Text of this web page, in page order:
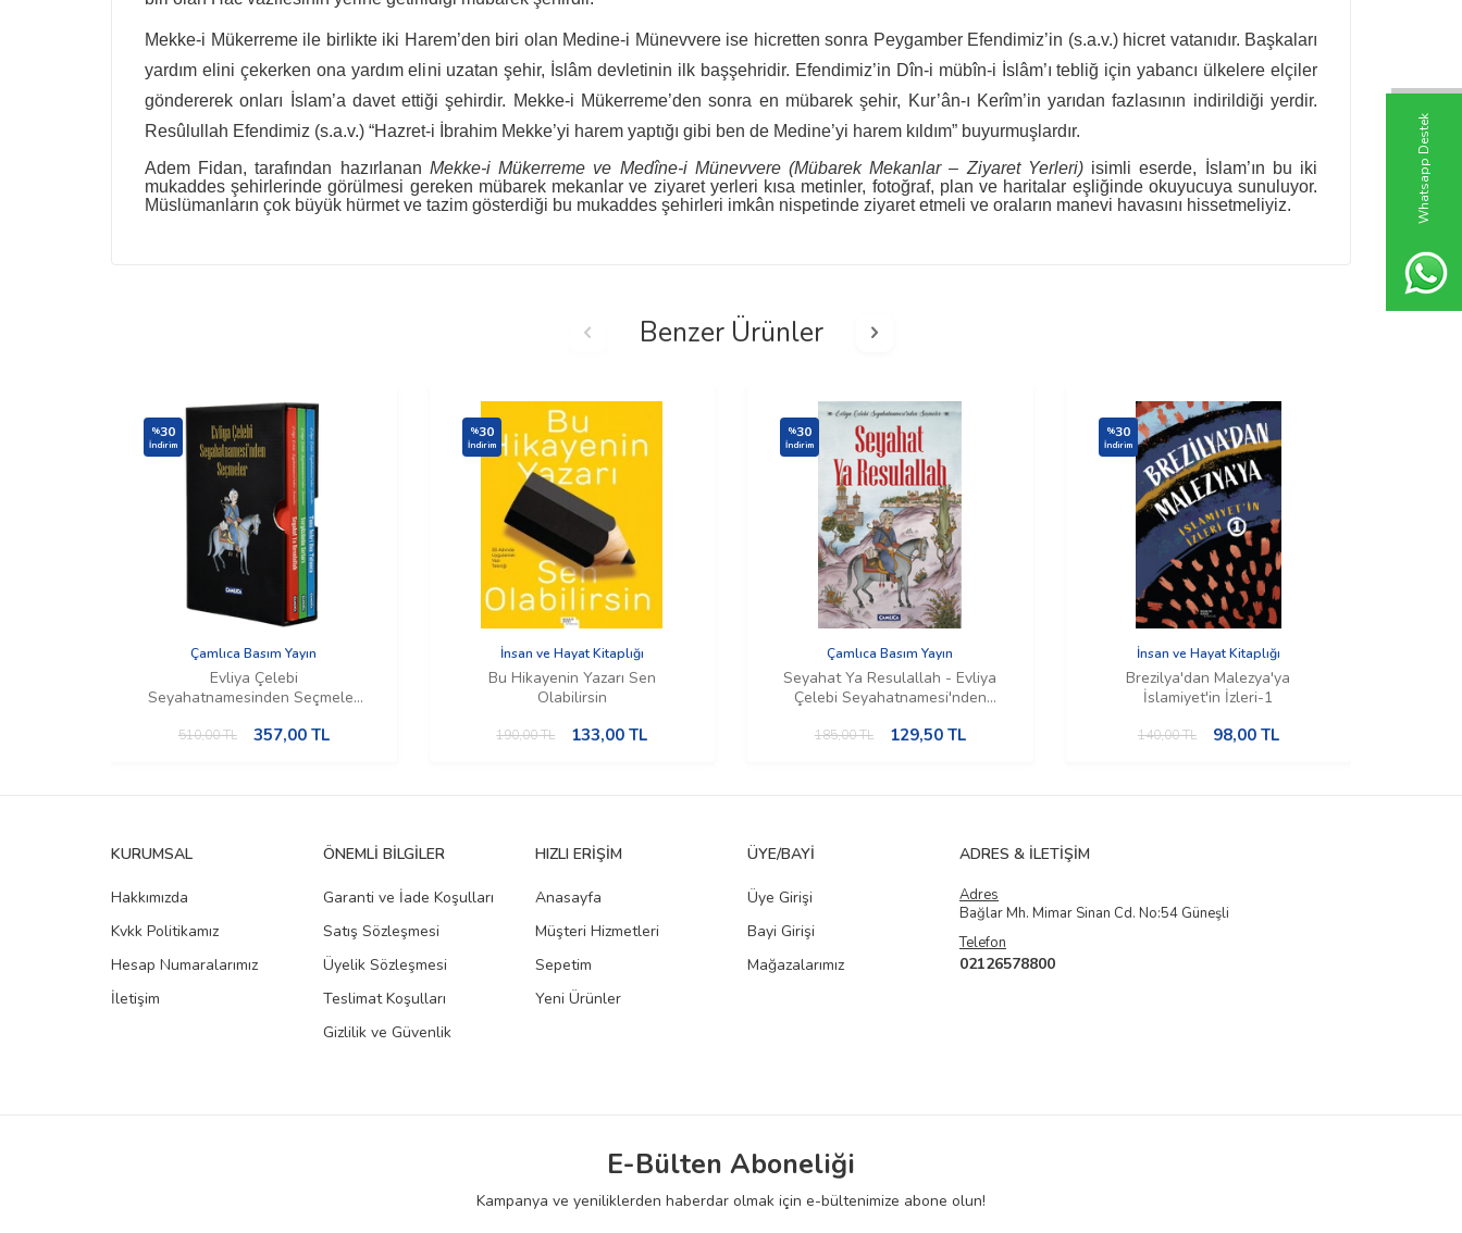
W
h
t
s
a
p
p
D
e
s
t
e
k
H
a
t
t
Mekke-i Mükerreme ile birlikte iki Harem’den biri olan Medine-i Münevvere ise hicretten sonra Peygamber Efendimiz’in (s.a.v.) hicret vatanıdır. Başkaları
yardım elini çekerken ona yardım elini uzatan şehir, İslâm devletinin ilk başşehridir. Efendimiz’in Dîn-i mübîn-i İslâm’ı tebliğ için yabancı ülkelere elçiler
göndererek onları İslam’a davet ettiği şehirdir. Mekke-i Mükerreme’den sonra en mübarek şehir, Kur’ân-ı Kerîm’in yarıdan fazlasının indirildiği yerdir.
Resûlullah Efendimiz (s.a.v.) “Hazret-i İbrahim Mekke’yi harem yaptığı gibi ben de Medine’yi harem kıldım” buyurmuşlardır.
Adem Fidan, tarafından hazırlanan Mekke-i Mükerreme ve Medîne-i Münevvere (Mübarek Mekanlar – Ziyaret Yerleri) isimli eserde, İslam’ın bu iki
mukaddes şehirlerinde görülmesi gereken mübarek mekanlar ve ziyaret yerleri kısa metinler, fotoğraf, plan ve haritalar eşliğinde okuyucuya sunuluyor.
Müslümanların çok büyük hürmet ve tazim gösterdiği bu mukaddes şehirleri imkân nispetinde ziyaret etmeli ve oraların manevi havasını hissetmeliyiz.
Benzer Ürünler
%30
İndirim
Çamlıca Basım Yayın
Evliya Çelebi
Seyahatnamesinden Seçmeler
510,00TL 357,00TL
%30
İndirim
İnsan ve Hayat Kitaplığı
Bu Hikayenin Yazarı Sen
Olabilirsin
190,00TL 133,00 TL
%30
İndirim
Çamlıca Basım Yayın
Seyahat Ya Resulallah - Evliya
Çelebi Seyahatnamesi'nden
185,00TL 129,50TL
%30
İndirim
İnsan ve Hayat Kitaplığı
Brezilya'dan Malezya'ya
İslamiyet'in İzleri-1
140,00TL 98,00TL
KURUMSAL
Hakkımızda
Kvkk Politikamız
Hesap Numaralarımız
İletişim
ÖNEMLI BILGILER
Garanti ve İade Koşulları
Satış Sözleşmesi
Üyelik Sözleşmesi
Teslimat Koşulları
Gizlilik ve Güvenlik
HIZLI ERIŞIM
Anasayfa
Müşteri Hizmetleri
Sepetim
Yeni Ürünler
ÜYE/BAYI
Üye Girişi
Bayi Girişi
Mağazalarımız
ADRES & İLETIŞIM
Adres
Bağlar Mh. Mimar Sinan Cd. No:54 Güneşli
Telefon
02126578800
E-Bülten Aboneliği
Kampanya ve yeniliklerden haberdar olmak için e-bültenimize abone olun!